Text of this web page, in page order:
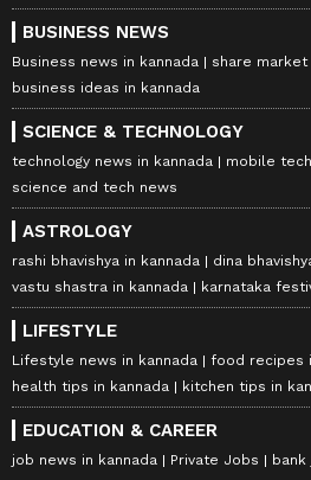
BUSINESS NEWS
Business news in kannada
share market
business ideas in kannada
SCIENCE & TECHNOLOGY
technology news in kannada
mobile
science and tech news
ASTROLOGY
rashi bhavishya in kannada dina
vastu shastra in kannada
karnataka
LIFESTYLE
Lifestyle news in kannada
food recipes
health tips in kannada
kitchen tips in
EDUCATION & CAREER
job news in kannada Private Jobs
bank